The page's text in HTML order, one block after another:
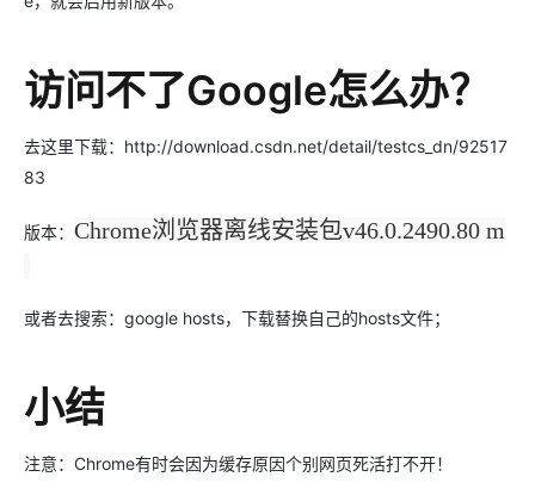
访问不了Google怎么办？
去这里下载：http://download.csdn.net/detail/testcs_dn/92517
83
版本： Chrome浏览器离线安装包v46.0.2490.80 m
或者去搜索：google hosts，下载替换自己的hosts文件；
小结
注意：Chrome有时会因为缓存原因个别网页死活打不开！